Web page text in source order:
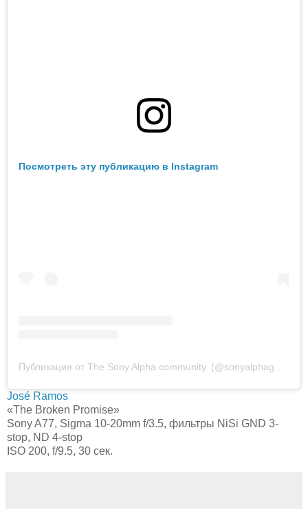
Посмотреть эту публикацию в Instagram
Публикация от The Sony Alpha community. (@sonyalphagallery)
José Ramos
«The Broken Promise»
Sony A77, Sigma 10-20mm f/3.5, фильтры NiSi GND 3-
stop, ND 4-stop
ISO 200, f/9.5, 30 сек.